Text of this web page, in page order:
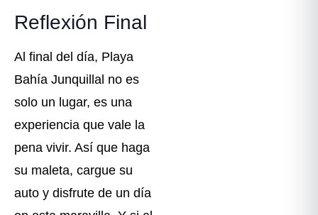
Reflexión Final
Al final del día, Playa
Bahía Junquillal no es
solo un lugar, es una
experiencia que vale la
pena vivir. Así que haga
su maleta, cargue su
auto y disfrute de un día